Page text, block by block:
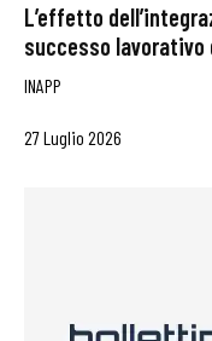
L’effetto
successo
INAPP
27 Luglio 2026